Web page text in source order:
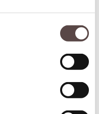
di alcune zone
contributors © CARTO